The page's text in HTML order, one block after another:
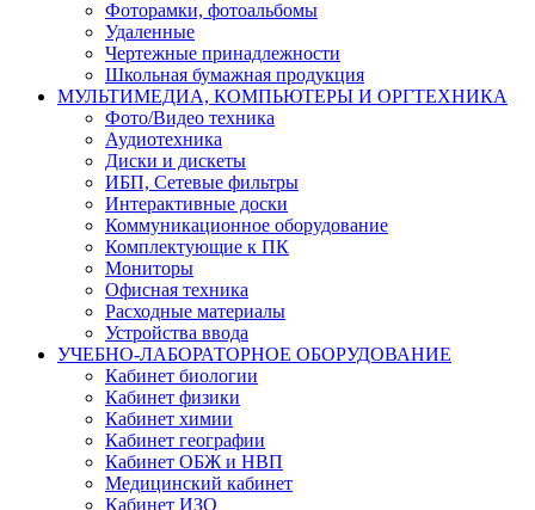
Фоторамки, фотоальбомы
Удаленные
Чертежные принадлежности
Школьная бумажная продукция
МУЛЬТИМЕДИА, КОМПЬЮТЕРЫ И ОРГТЕХНИКА
Фото/Видео техника
Аудиотехника
Диски и дискеты
ИБП, Сетевые фильтры
Интерактивные доски
Коммуникационное оборудование
Комплектующие к ПК
Мониторы
Офисная техника
Расходные материалы
Устройства ввода
УЧЕБНО-ЛАБОРАТОРНОЕ ОБОРУДОВАНИЕ
Кабинет биологии
Кабинет физики
Кабинет химии
Кабинет географии
Кабинет ОБЖ и НВП
Медицинский кабинет
Кабинет ИЗО